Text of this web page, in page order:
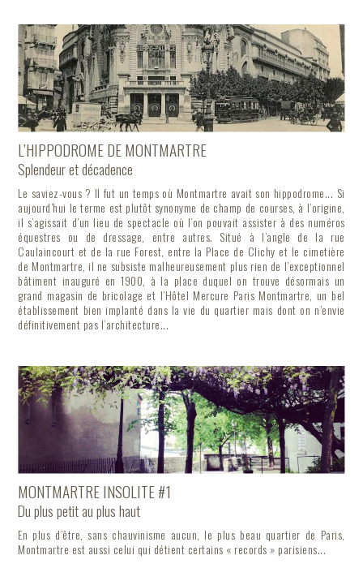
L’HIPPODROME DE MONTMARTRE
Splendeur et décadence
Le saviez-vous ? Il fut un temps où Montmartre avait son hippodrome... Si
aujourd’hui le terme est plutôt synonyme de champ de courses, à l’origine,
il s’agissait d’un lieu de spectacle où l’on pouvait assister à des numéros
équestres ou de dressage, entre autres. Situé à l’angle de la rue
Caulaincourt et de la rue Forest, entre la Place de Clichy et le cimetière
de Montmartre, il ne subsiste malheureusement plus rien de l’exceptionnel
bâtiment inauguré en 1900, à la place duquel on trouve désormais un
grand magasin de bricolage et l’Hôtel Mercure Paris Montmartre, un bel
établissement bien implanté dans la vie du quartier mais dont on n’envie
définitivement pas l’architecture...
MONTMARTRE INSOLITE #1
Du plus petit au plus haut
En plus d’être, sans chauvinisme aucun, le plus beau quartier de Paris,
Montmartre est aussi celui qui détient certains « records » parisiens...